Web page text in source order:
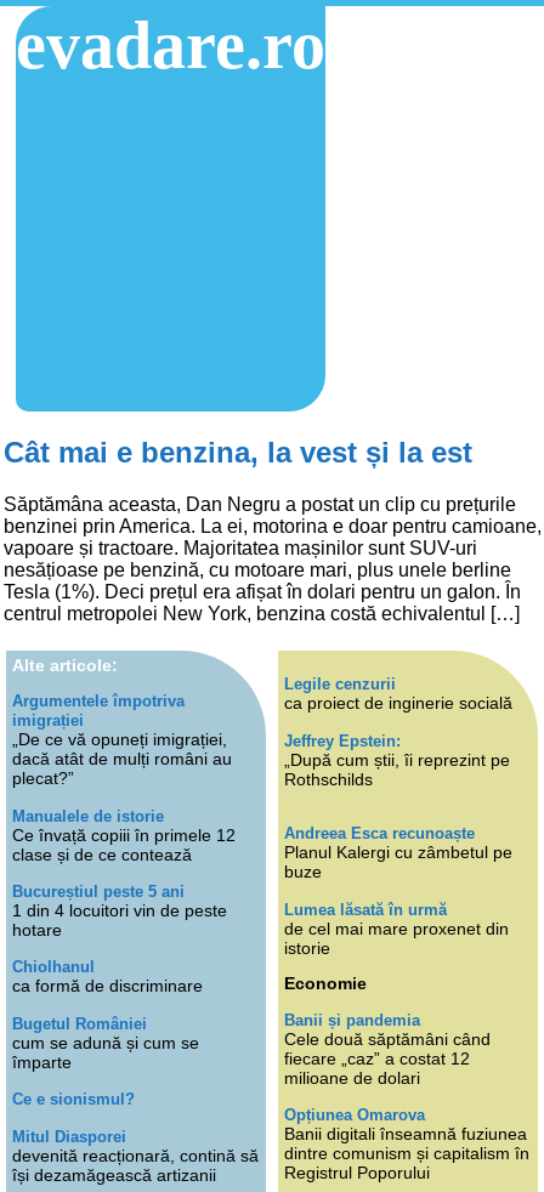
evadare.ro
Cât mai e benzina, la vest și la est
Săptămâna aceasta, Dan Negru a postat un clip cu prețurile
benzinei prin America. La ei, motorina e doar pentru camioane,
vapoare și tractoare. Majoritatea mașinilor sunt SUV-uri
nesățioase pe benzină, cu motoare mari, plus unele berline
Tesla (1%). Deci prețul era afișat în dolari pentru un galon. În
centrul metropolei New York, benzina costă echivalentul […]
Alte articole:
Argumentele împotriva
imigrației
„De ce vă opuneți imigrației,
dacă atât de mulți români au
plecat?”
Manualele de istorie
Ce învață copiii în primele 12
clase și de ce contează
Bucureștiul peste 5 ani
1 din 4 locuitori vin de peste
hotare
Chiolhanul
ca formă de discriminare
Bugetul României
cum se adună și cum se
împarte
Ce e sionismul?
Mitul Diasporei
devenită reacționară, contină să
își dezamăgească artizanii
Legile cenzurii
ca proiect de inginerie socială
Jeffrey Epstein:
„După cum știi, îi reprezint pe
Rothschilds
Andreea Esca recunoaște
Planul Kalergi cu zâmbetul pe
buze
Lumea lăsată în urmă
de cel mai mare proxenet din
istorie
Economie
Banii și pandemia
Cele două săptămâni când
fiecare „caz” a costat 12
milioane de dolari
Opțiunea Omarova
Banii digitali înseamnă fuziunea
dintre comunism și capitalism în
Registrul Poporului